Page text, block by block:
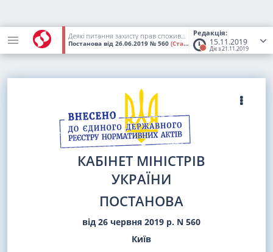
Редакція:
15.11.2019
Діє з 21.11.2019
Деякі питання захисту прав споживачів житлово-комунальних послуг
Постанова від 26.06.2019 № 560 (Статус: Втратив чинність)
КАБІНЕТ МІНІСТРІВ
УКРАЇНИ
ПОСТАНОВА
від 26 червня 2019 р. N 560
Київ